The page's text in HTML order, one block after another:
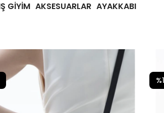
GİYİM AKSESUARLAR AYAKKABI